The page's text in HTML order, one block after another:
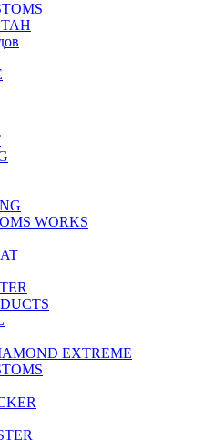
WORKS
EXTREME